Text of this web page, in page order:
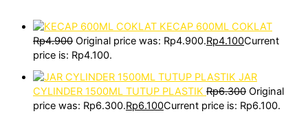
KECAP 600ML COKLAT
Rp4.900 Original price was: Rp4.900.Rp4.100Current
price is: Rp4.100.
JAR
CYLINDER 1500ML TUTUP PLASTIK Rp6.300 Original
price was: Rp6.300.Rp6.100Current price is: Rp6.100.